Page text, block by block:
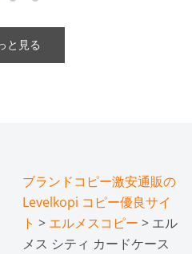
と見る
ブランドコピー激安通販の
Levelkopi コピー優良サイ
ト > エルメスコピー > エル
メス シティ カードケース